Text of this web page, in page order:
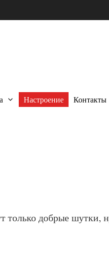
Настроение Контакты
только добрые шутки,